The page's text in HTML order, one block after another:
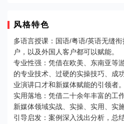
风格特色
多语言授课：国语/粤语/英语无缝
户，以及外国人客户都可以赋能。
专业性强：凭借在欧美、东南亚等
的专业技术、过硬的实操技巧、成
业演讲口才和新媒体赋能的引领者。
实用落地：凭借二十余年丰富的工
新媒体领域实战、实操、实用、实施
引导启发：案例深入浅出分析，总